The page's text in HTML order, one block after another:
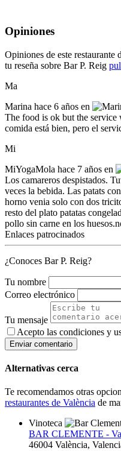
Opiniones
Opiniones de este restaurante
tu reseña sobre Bar P. Reig
Ma
Marina hace 6 años en
The food is ok but the
comida está bien, pero el
Mi
MiYogaMola hace 7 años en
Los camareros despistados.
veces la bebida. Las patats
horno venia solo con dos
resto del plato patatas
pollo sin carne en los
Enlaces patrocinados
¿Conoces Bar P. Reig?
Tu nombre
Correo electrónico
Tu mensaje
Acepto las condiciones y
Enviar comentario
Alternativas cerca
Te recomendamos otras
restaurantes de València de
Vinoteca
BAR CLEMENTE -
46004 València,